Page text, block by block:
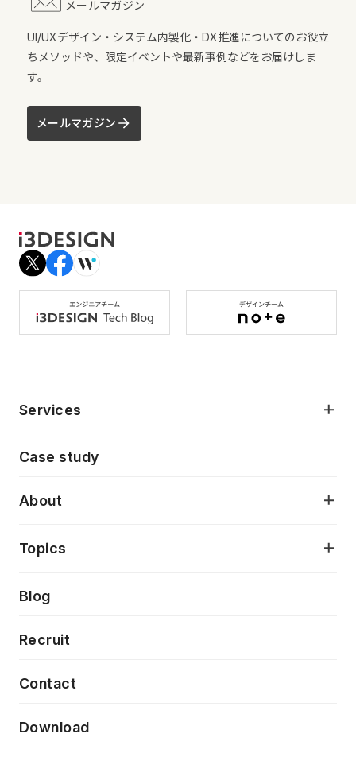
メールマガジン
UI/UXデザイン・システム内製化・DX推進についてのお役立
ちメソッドや、限定イベントや最新事例などをお届けしま
す。
メールマガジン
Services
AI駆動開発支援
モダナイゼーション
特徴量エンジニアリングと生成AI
フロントエンド開発
Case study
About
当社が目指しているもの
Topics
Press release
News
Event/Seminer
Blog
Recruit
Contact
Download